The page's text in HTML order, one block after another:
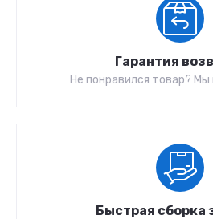
Гарантия
Не понравился товар? Мы
Быстрая сборка